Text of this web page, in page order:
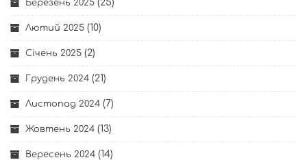
Березень 2025 (25)
Лютий 2025 (10)
Січень 2025 (2)
Грудень 2024 (21)
Листопад 2024 (7)
Жовтень 2024 (13)
Вересень 2024 (14)